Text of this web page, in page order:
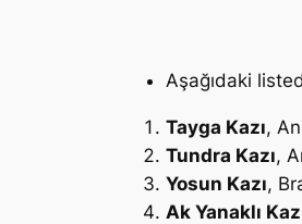
Aşağıdaki
Tayga Kazı,
Tundra Kazı,
Yosun Kazı,
Ak Yanaklı Kaz